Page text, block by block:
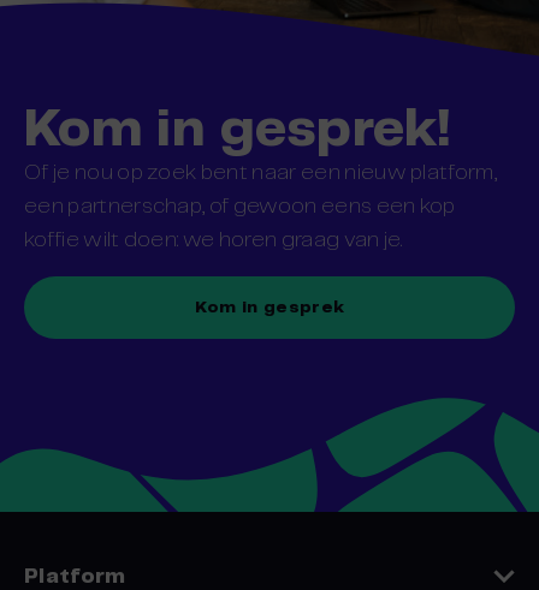
Kom in gesprek!
Of je nou op zoek bent naar een nieuw platform,
een partnerschap, of gewoon eens een kop
koffie wilt doen: we horen graag van je.
Kom in gesprek
Platform